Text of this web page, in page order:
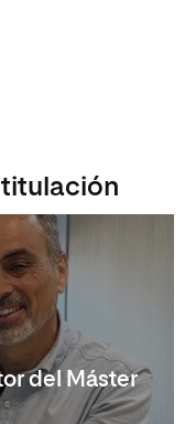
titulación
del Máster